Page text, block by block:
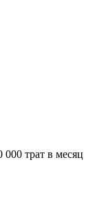
000 трат в месяц